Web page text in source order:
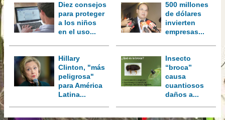
Diez consejos
para proteger
a los niños
en el uso...
500 millones
de dólares
invierten
empresas...
Hillary
Clinton, "más
peligrosa"
para América
Latina...
Insecto
“broca”
causa
cuantiosos
daños a...